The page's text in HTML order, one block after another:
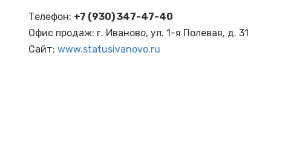
Телефон: +7 (930) 347-47-40
Офис продаж: г. Иваново, ул. 1-я Полевая, д. 31
Cайт: www.statusivanovo.ru